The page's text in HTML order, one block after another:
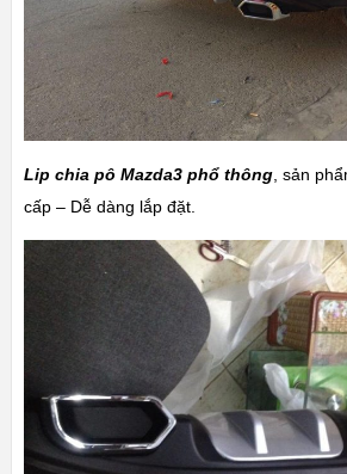
Lip chia pô Mazda3 phổ thông, sản
cấp – Dễ dàng lắp đặt.